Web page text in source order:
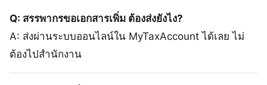
Q: สรรพากรขอเอกสารเพิ่ม ต้องส่งยังไง?
A: ส่งผ่านระบบออนไลน์ใน MyTaxAccount ได้เลย ไม่
ต้องไปสำนักงาน